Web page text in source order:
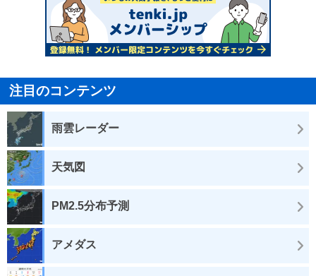
注目のコンテンツ
雨雲レーダー
天気図
PM2.5分布予測
アメダス